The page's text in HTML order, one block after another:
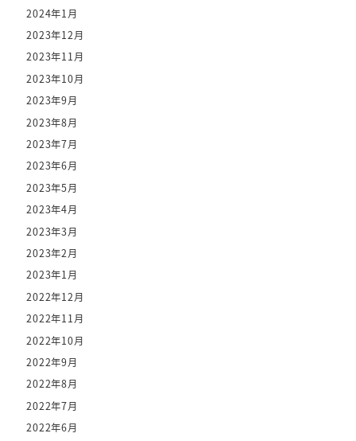
2024年1月
2023年12月
2023年11月
2023年10月
2023年9月
2023年8月
2023年7月
2023年6月
2023年5月
2023年4月
2023年3月
2023年2月
2023年1月
2022年12月
2022年11月
2022年10月
2022年9月
2022年8月
2022年7月
2022年6月